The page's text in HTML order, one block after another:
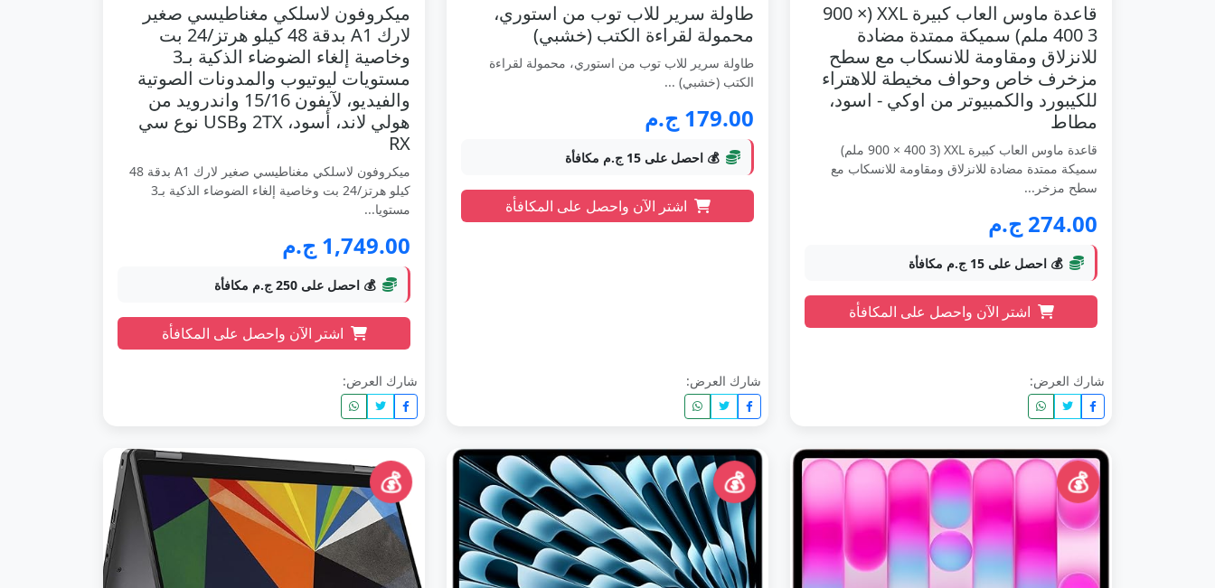
قاعدة ماوس العاب كبيرة XXL (900 ×
400 3 ملم) سميكة ممتدة مضادة
للانزلاق ومقاومة للانسكاب مع سطح
مزخرف خاص وحواف مخيطة للاهتراء
للكيبورد والكمبيوتر من اوكي - اسود،
مطاط
قاعدة ماوس العاب كبيرة XXL (900 × 400 3 ملم)
سميكة ممتدة مضادة للانزلاق ومقاومة للانسكاب مع
سطح مزخر...
274.00 ج.م
💰 احصل على 15 ج.م مكافأة
اشتر الآن واحصل على المكافأة
شارك العرض:
طاولة سرير للاب توب من استوري،
محمولة لقراءة الكتب (خشبي)
طاولة سرير للاب توب من استوري، محمولة لقراءة
الكتب (خشبي) ...
179.00 ج.م
💰 احصل على 15 ج.م مكافأة
اشتر الآن واحصل على المكافأة
شارك العرض:
ميكروفون لاسلكي مغناطيسي صغير
لارك A1 بدقة 48 كيلو هرتز/24 بت
وخاصية إلغاء الضوضاء الذكية بـ3
مستويات ليوتيوب والمدونات الصوتية
والفيديو، لآيفون 15/16 واندرويد من
هولي لاند، أسود، 2TX وUSB نوع سي
RX
ميكروفون لاسلكي مغناطيسي صغير لارك A1 بدقة 48
كيلو هرتز/24 بت وخاصية إلغاء الضوضاء الذكية بـ3
مستويا...
1,749.00 ج.م
💰 احصل على 250 ج.م مكافأة
اشتر الآن واحصل على المكافأة
شارك العرض:
💰
💰
💰